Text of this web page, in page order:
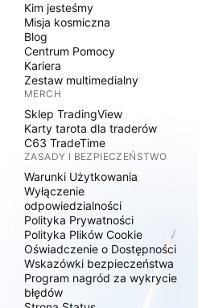
Kim jesteśmy
Misja kosmiczna
Blog
Centrum Pomocy
Kariera
Zestaw multimedialny
MERCH
Sklep TradingView
Karty tarota dla traderów
C63 TradeTime
ZASADY I BEZPIECZEŃSTWO
Warunki Użytkowania
Wyłączenie
odpowiedzialności
Polityka Prywatności
Polityka Plików Cookie
Oświadczenie o Dostępności
Wskazówki bezpieczeństwa
Program nagród za wykrycie
błędów